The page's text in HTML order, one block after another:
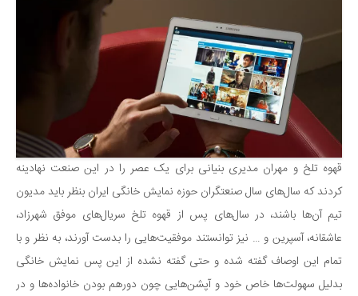
قهوه تلخ و مهران مدیری بنیانی برای یک عصر را در این صنعت نهادینه
کردند که سال‌های سال‌ صنعتگران حوزه نمایش خانگی ایران بنظر باید مدیون
تیم آن‌ها باشند، در سال‌های پس از قهوه تلخ سریال‌های موفق شهرزاد،
عاشقانه، آسپرین و … نیز توانستند موفقیت‌هایی را بدست آورند، به نظر و با
تمام این اوصاف گفته شده و حتی گفته نشده از این پس نمایش خانگی
بدلیل سهولت‌ها خاص خود و آپشن‌هایی چون دورهم بودن خانواده‌ها و در